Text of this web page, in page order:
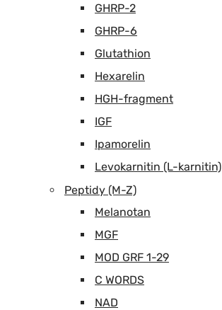
GHRP-2
GHRP-6
Glutathion
Hexarelin
HGH-fragment
IGF
Ipamorelin
Levokarnitin (L-karnitin)
Peptidy (M-Z)
Melanotan
MGF
MOD GRF 1-29
C WORDS
NAD